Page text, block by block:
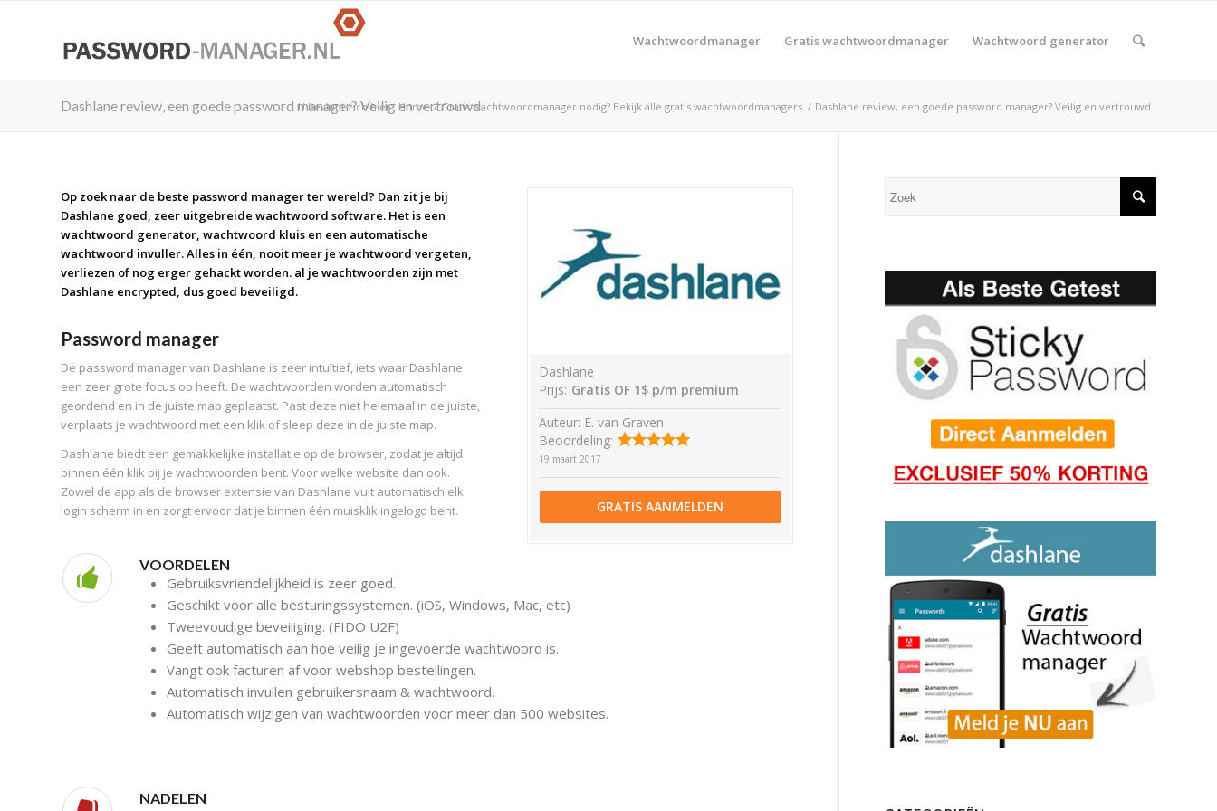
Wachtwoordmanager Gratis wachtwoordmanager Wachtwoord generator
Dashlane review, een goede password manager? Veilig en vertrouwd.
U bevindt zich hier: Home / Gratis wachtwoordmanager nodig? Bekijk alle gratis wachtwoordmanagers / Dashlane review, een goede password manager? Veilig en vertrouwd.
Op zoek naar de beste password manager ter wereld? Dan zit je bij
Dashlane goed, zeer uitgebreide wachtwoord software. Het is een
wachtwoord generator, wachtwoord kluis en een automatische
wachtwoord invuller. Alles in één, nooit meer je wachtwoord vergeten,
verliezen of nog erger gehackt worden. al je wachtwoorden zijn met
Dashlane encrypted, dus goed beveiligd.
Password manager
De password manager van Dashlane is zeer intuïtief, iets waar Dashlane
een zeer grote focus op heeft. De wachtwoorden worden automatisch
geordend en in de juiste map geplaatst. Past deze niet helemaal in de juiste,
verplaats je wachtwoord met een klik of sleep deze in de juiste map.
Dashlane biedt een gemakkelijke installatie op de browser, zodat je altijd
binnen één klik bij je wachtwoorden bent. Voor welke website dan ook.
Zowel de app als de browser extensie van Dashlane vult automatisch elk
login scherm in en zorgt ervoor dat je binnen één muisklik ingelogd bent.
Dashlane
Prijs: Gratis OF 1$ p/m premium
Auteur: E. van Graven
Beoordeling:
19 maart 2017
GRATIS AANMELDEN
VOORDELEN
Gebruiksvriendelijkheid is zeer goed.
Geschikt voor alle besturingssystemen. (iOS, Windows, Mac, etc)
Tweevoudige beveiliging. (FIDO U2F)
Geeft automatisch aan hoe veilig je ingevoerde wachtwoord is.
Vangt ook facturen af voor webshop bestellingen.
Automatisch invullen gebruikersnaam & wachtwoord.
Automatisch wijzigen van wachtwoorden voor meer dan 500 websites.
NADELEN